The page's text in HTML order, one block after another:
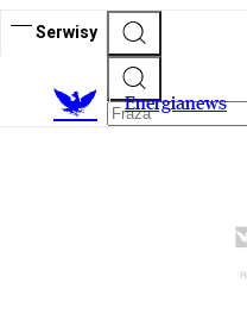
Serwisy
Energianews